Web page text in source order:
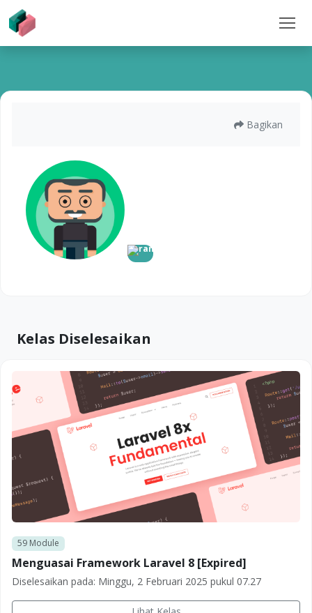
Bagikan
Kelas Diselesaikan
59Module
Menguasai Framework Laravel 8 [Expired]
Diselesaikan pada: Minggu, 2 Februari 2025 pukul 07.27